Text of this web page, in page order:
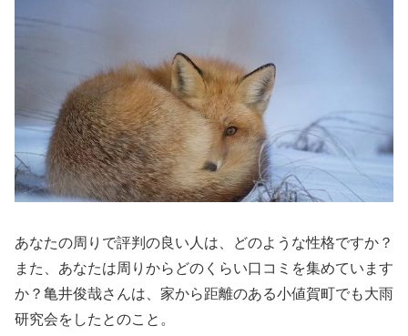
あなたの周りで評判の良い人は、どのような性格ですか？
また、あなたは周りからどのくらい口コミを集めています
か？亀井俊哉さんは、家から距離のある小値賀町でも大雨
研究会をしたとのこと。